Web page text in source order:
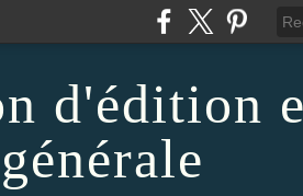
d'édition
générale